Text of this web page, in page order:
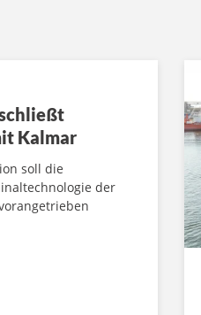
Kalmar
soll die
der